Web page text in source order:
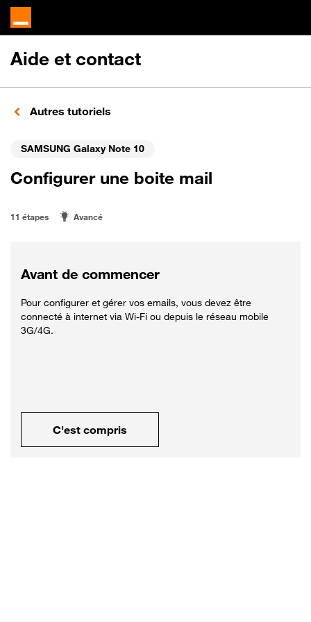
Aide et contact
Autres tutoriels
SAMSUNG Galaxy Note 10
Configurer une boite mail
11 étapes Avancé
Avant de commencer
Pour configurer et gérer vos emails, vous devez être
connecté à internet via Wi-Fi ou depuis le réseau mobile
3G/4G.
C'est compris